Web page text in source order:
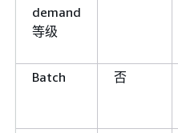
demand
等级
Batch
否